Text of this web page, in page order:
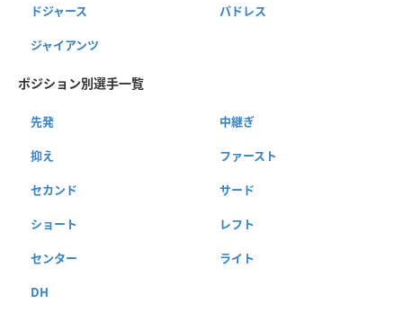
ドジャース パドレス
ジャイアンツ
ポジション別選手一覧
先発 中継ぎ
抑え ファースト
セカンド サード
ショート レフト
センター ライト
DH